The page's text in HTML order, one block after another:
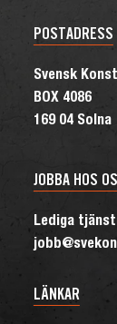
POSTADRESS
Svensk
BOX 4086
169 04 Solna
JOBBA HOS
Lediga
LÄNKAR